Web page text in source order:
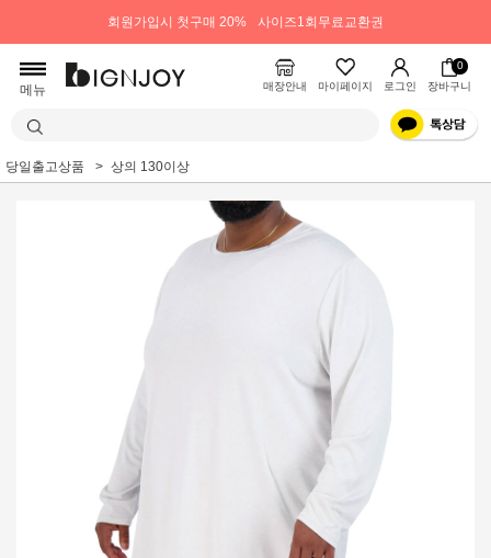
회원가입시 첫구매 20% 사이즈1회무료교환권
메뉴 매장안내 마이페이지 로그인
0
장바구니
당일출고상품 상의 130이상